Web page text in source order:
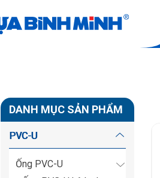
Trang chủ Sản phẩm PVC-U
DANH MỤC SẢN PHẨM
PVC-U
Ống PVC-U